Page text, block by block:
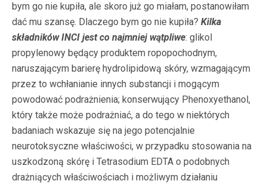
bym go nie kupiła, ale skoro już go miałam, postanowiłam
dać mu szansę. Dlaczego bym go nie kupiła? Kilka
składników INCI jest co najmniej wątpliwe: glikol
propylenowy będący produktem ropopochodnym,
naruszającym barierę hydrolipidową skóry, wzmagającym
przez to wchłanianie innych substancji i mogącym
powodować podrażnienia; konserwujący Phenoxyethanol,
który także może podrażniać, a do tego w niektórych
badaniach wskazuje się na jego potencjalnie
neurotoksyczne właściwości, w przypadku stosowania na
uszkodzoną skórę i Tetrasodium EDTA o podobnych
drażniących właściwościach i możliwym działaniu